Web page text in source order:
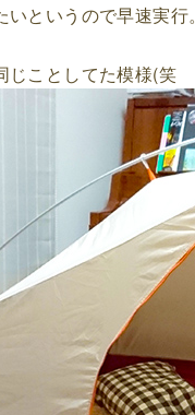
というので早速実行。
じことしてた模様(笑